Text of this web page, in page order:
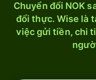
Chuyển đổi NOK
đổi thực. Wise là
việc gửi tiền, chi